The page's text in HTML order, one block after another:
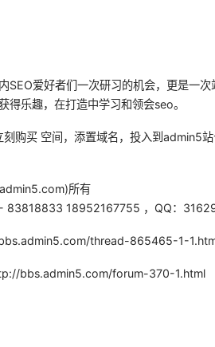
SEO爱好者们一次研习的机会，更是一
得乐趣，在打造中学习和领会seo。
购买 空间，添置域名，投入到admin5
所有
83818833 18952167755 ，QQ：
thread-865465-1-
bbs.admin5.com/forum-370-1.html